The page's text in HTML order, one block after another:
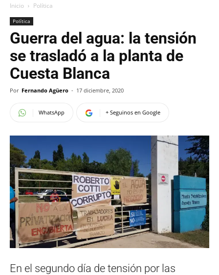
Inicio Política
Política
Guerra del agua: la tensión
se trasladó a la planta de
Cuesta Blanca
Por Fernando Agüero - 17 diciembre, 2020
WhatsApp + Seguinos en Google
En el segundo día de tensión por las